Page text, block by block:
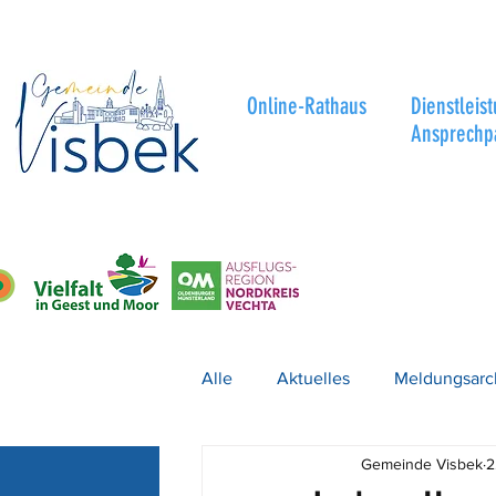
Online-Rathaus
Alle Aktuelles
Gemeinde Visbek